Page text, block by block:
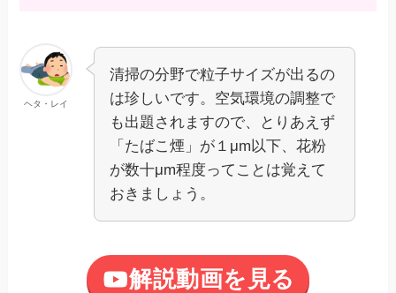
ヘタ・レイ
清掃の分野で粒子サイズが出るの
は珍しいです。空気環境の調整で
も出題されますので、とりあえず
「たばこ煙」が１μm以下、花粉
が数十μm程度ってことは覚えて
おきましょう。
解説動画を見る